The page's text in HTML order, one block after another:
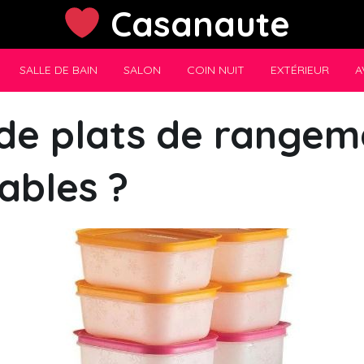
Casanaute
SALLE DE BAIN SALON COIN NUIT EXTÉRIEUR
plats de
?